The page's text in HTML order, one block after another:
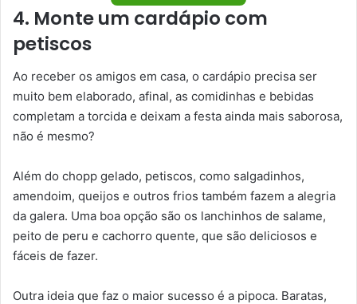
4. Monte um cardápio com
petiscos
Ao receber os amigos em casa, o cardápio precisa ser
muito bem elaborado, afinal, as comidinhas e bebidas
completam a torcida e deixam a festa ainda mais saborosa,
não é mesmo?
Além do chopp gelado, petiscos, como salgadinhos,
amendoim, queijos e outros frios também fazem a alegria
da galera. Uma boa opção são os lanchinhos de salame,
peito de peru e cachorro quente, que são deliciosos e
fáceis de fazer.
Outra ideia que faz o maior sucesso é a pipoca. Baratas,